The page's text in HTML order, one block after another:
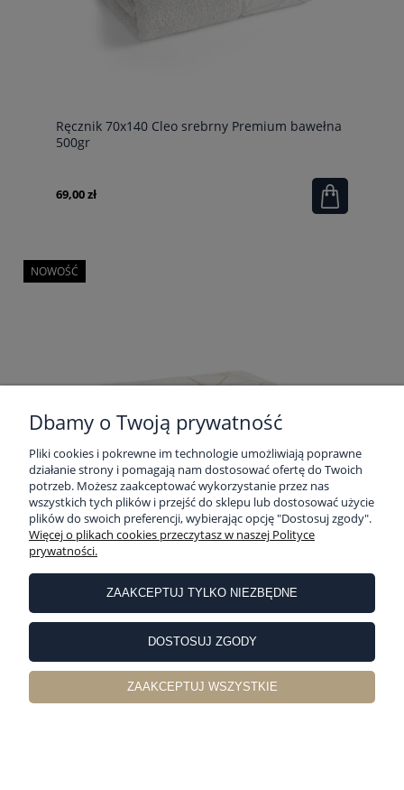
Ręcznik 70x140 Cleo srebrny Premium bawełna
500gr
69,00 zł
Ręcznik 70x140 Cleo kremowy Premium
bawełna 500gr
NOWOŚĆ
Dbamy o Twoją prywatność
Pliki cookies i pokrewne im technologie umożliwiają poprawne
działanie strony i pomagają nam dostosować ofertę do Twoich
potrzeb. Możesz zaakceptować wykorzystanie przez nas
wszystkich tych plików i przejść do sklepu lub dostosować użycie
plików do swoich preferencji, wybierając opcję "Dostosuj zgody".
Więcej o plikach cookies przeczytasz w naszej Polityce
prywatności.
ZAAKCEPTUJ TYLKO NIEZBĘDNE
DOSTOSUJ ZGODY
ZAAKCEPTUJ WSZYSTKIE